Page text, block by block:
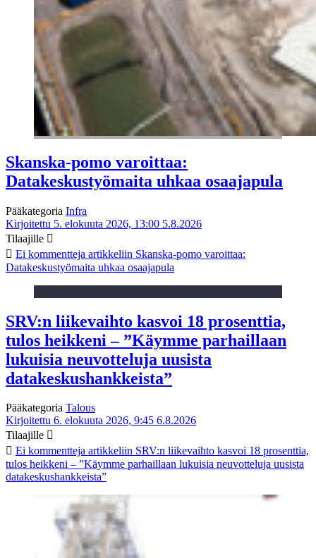
Skanska-pomo varoittaa:
Datakeskustyömaita uhkaa osaajapula
Pääkategoria Infra
Kirjoitettu 5. elokuuta 2026, 13:00 5.8.2026
Tilaajille
Ei kommentteja artikkeliin Skanska-pomo varoittaa:
Datakeskustyömaita uhkaa osaajapula
SRV:n liikevaihto kasvoi 18 prosenttia,
tulos heikkeni – ”Käymme parhaillaan
lukuisia neuvotteluja uusista
datakeskushankkeista”
Pääkategoria Talous
Kirjoitettu 6. elokuuta 2026, 9:45 6.8.2026
Tilaajille
Ei kommentteja artikkeliin SRV:n liikevaihto kasvoi 18 prosenttia,
tulos heikkeni – ”Käymme parhaillaan lukuisia neuvotteluja uusista
datakeskushankkeista”